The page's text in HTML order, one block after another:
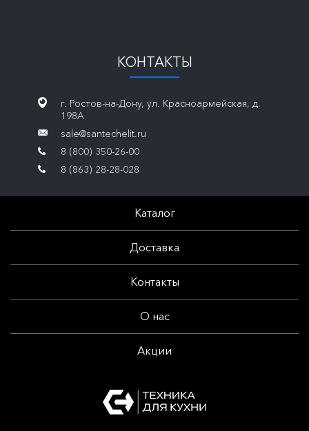
КОНТАКТЫ
г. Ростов-на-Дону, ул. Красноармейская, д.
198А
sale@santechelit.ru
8 (800) 350-26-00
8 (863) 28-28-028
Каталог
Доставка
Контакты
О нас
Акции